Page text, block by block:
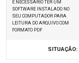
É NECESSARIO TER UM
SOFTWARE INSTALADO NO
SEU COMPUTADOR PARA
LEITURA DO ARQUIVO COM
FORMATO PDF
SITUAÇÃO: